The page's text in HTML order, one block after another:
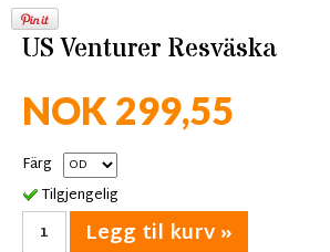
US Venturer Resväska
NOK 299,55
Färg
Tilgjengelig
Legg til kurv »